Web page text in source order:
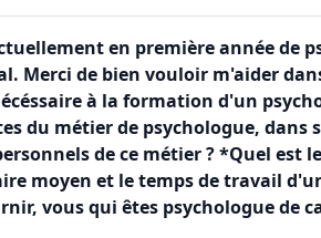
en première année
Merci de bien vouloir m'aider
à la formation d'un
du métier de psychologue, dans
de ce métier ? *Quel est
moyen et le temps de travail
vous qui êtes psychologue de